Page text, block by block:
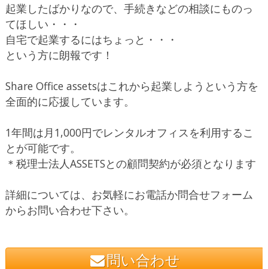
起業したばかりなので、手続きなどの相談にものっ
てほしい・・・
自宅で起業するにはちょっと・・・
という方に朗報です！
Share Office assetsはこれから起業しようという方を
全面的に応援しています。
1年間は月1,000円でレンタルオフィスを利用するこ
とが可能です。
＊税理士法人ASSETSとの顧問契約が必須となります
詳細については、お気軽にお電話か問合せフォーム
からお問い合わせ下さい。
問い合わせ